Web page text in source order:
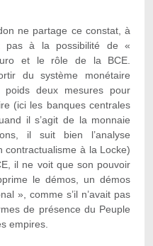
ne partage ce constat, à
pas à la possibilité de «
et le rôle de la BCE.
du système monétaire
deux mesures pour
(ici les banques centrales
il s’agit de la monnaie
il suit bien l’analyse
contractualisme à la Locke)
il ne voit que son pouvoir
le démos, un démos
», comme s’il n’avait pas
de présence du Peuple
empires.